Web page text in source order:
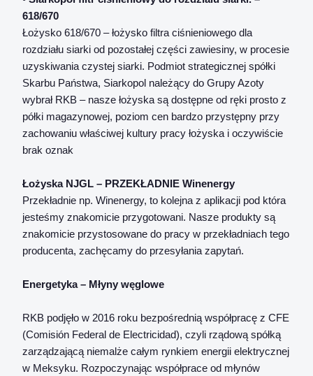
618/670
Łożysko 618/670 – łożysko filtra ciśnieniowego dla
rozdziału siarki od pozostałej części zawiesiny, w procesie
uzyskiwania czystej siarki. Podmiot strategicznej spółki
Skarbu Państwa, Siarkopol należący do Grupy Azoty
wybrał RKB – nasze łożyska są dostępne od ręki prosto z
półki magazynowej, poziom cen bardzo przystępny przy
zachowaniu właściwej kultury pracy łożyska i oczywiście
brak oznak
Łożyska NJGL – PRZEKŁADNIE Winenergy
Przekładnie np. Winenergy, to kolejna z aplikacji pod która
jesteśmy znakomicie przygotowani. Nasze produkty są
znakomicie przystosowane do pracy w przekładniach tego
producenta, zachęcamy do przesyłania zapytań.
Energetyka – Młyny węglowe
RKB podjęło w 2016 roku bezpośrednią współpracę z CFE
(Comisión Federal de Electricidad), czyli rządową spółką
zarządzającą niemalże całym rynkiem energii elektrycznej
w Meksyku. Rozpoczynając współprace od młynów